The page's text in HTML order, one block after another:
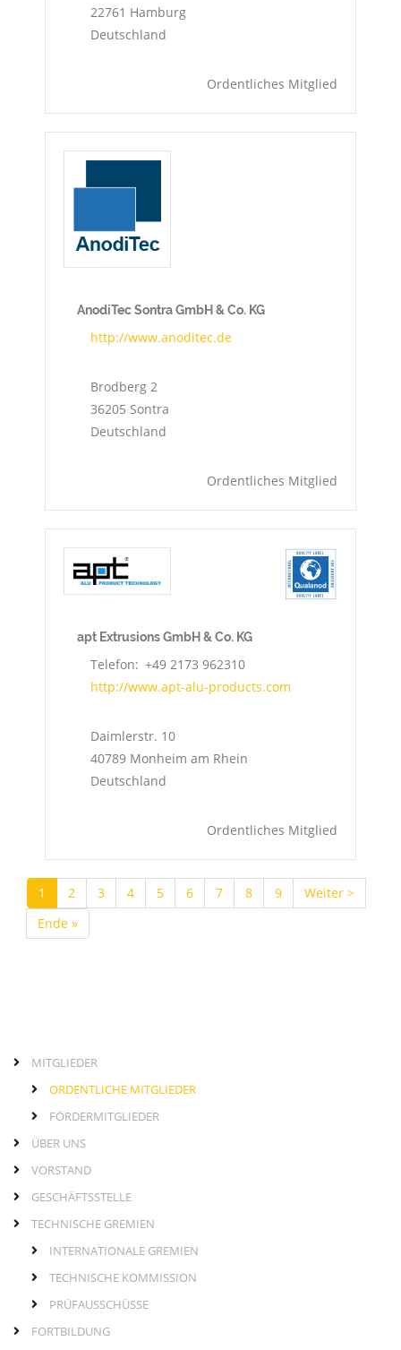
22761 Hamburg
Deutschland
Ordentliches Mitglied
AnodiTec Sontra GmbH & Co. KG
http://www.anoditec.de
Brodberg 2
36205 Sontra
Deutschland
Ordentliches Mitglied
apt Extrusions GmbH & Co. KG
Telefon
+49 2173 962310
http://www.apt-alu-products.com
Daimlerstr. 10
40789 Monheim am Rhein
Deutschland
Ordentliches Mitglied
Seitennummerierung
Aktuelle
Seite
1 Seite
2 Seite
3 Seite
4 Seite
5 Seite
6 Seite
7 Seite
8 Seite
9
Nächste
Seite
Weiter >
Letzte
Seite
Ende »
Seitenleiste
Seite
MITGLIEDER
ORDENTLICHE MITGLIEDER
FÖRDERMITGLIEDER
ÜBER UNS
VORSTAND
GESCHÄFTSSTELLE
TECHNISCHE GREMIEN
INTERNATIONALE GREMIEN
TECHNISCHE KOMMISSION
PRÜFAUSSCHÜSSE
FORTBILDUNG